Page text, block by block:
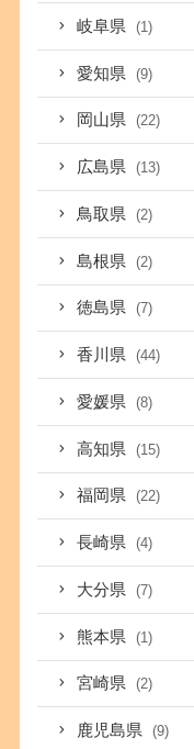
岐阜県 (1)
愛知県 (9)
岡山県 (22)
広島県 (13)
鳥取県 (2)
島根県 (2)
徳島県 (7)
香川県 (44)
愛媛県 (8)
高知県 (15)
福岡県 (22)
長崎県 (4)
大分県 (7)
熊本県 (1)
宮崎県 (2)
鹿児島県 (9)